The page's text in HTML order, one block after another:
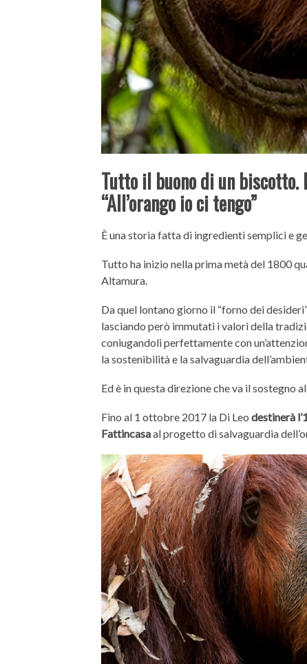
Tutto il buono di un biscotto.
“All’orango io ci tengo”
È una storia fatta di ingredienti semplici e
Tutto ha inizio nella prima metà del 1800
Altamura.
Da quel lontano giorno il “forno dei
lasciando però immutati i valori della
coniugandoli perfettamente con
la sostenibilità e la salvaguardia
Ed è in questa direzione che va il sostegno
Fino al 1 ottobre 2017 la Di Leo destinerà
Fattincasaal progetto di salvaguardia